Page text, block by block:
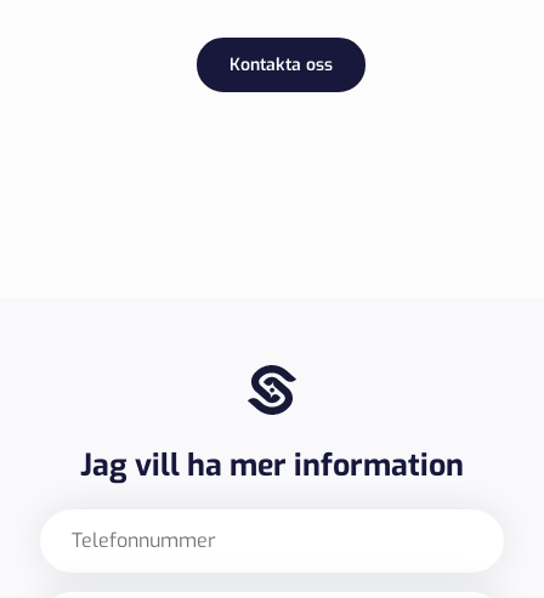
Kontakta oss
Jag vill ha mer information